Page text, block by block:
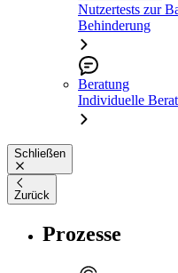
Nutzertests zur
Behinderung
Beratung
Individuelle
Schließen
Zurück
Prozesse